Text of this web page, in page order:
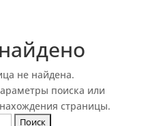
не найдена.
поиска или
страницы.